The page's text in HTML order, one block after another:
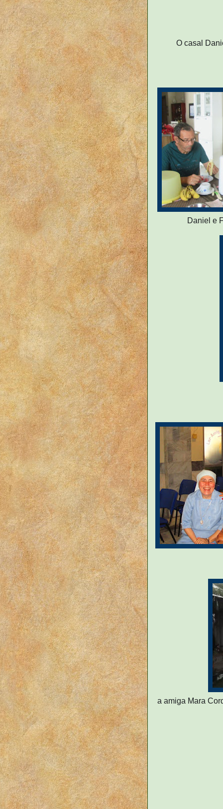
O casal
Daniel e
a amiga Mara